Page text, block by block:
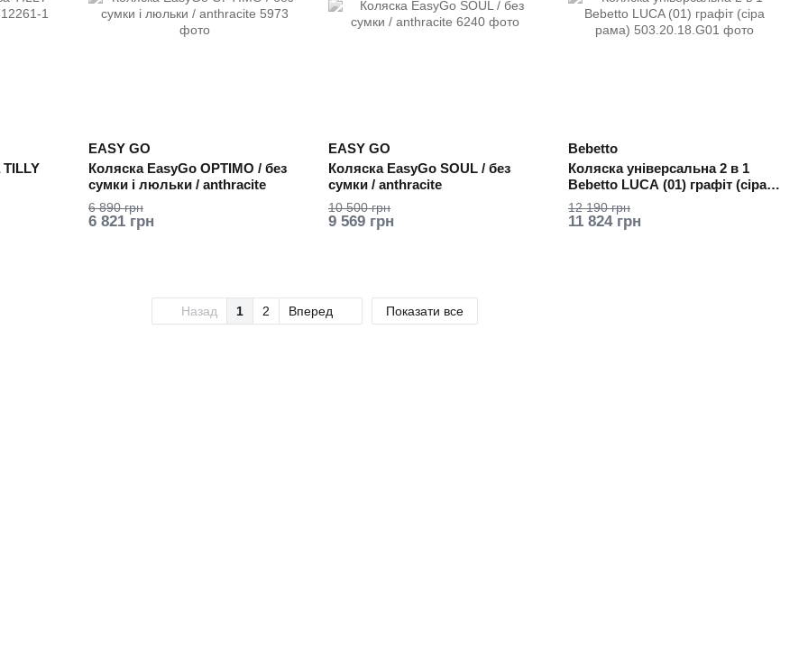
EASY GO
Коляска EasyGo OPTIMO / без
сумки і люльки / anthracite
6 890 грн
6 821 грн
EASY GO
Коляска EasyGo SOUL / без
сумки / anthracite
10 500 грн
9 569 грн
Bebetto
Коляска універсальна 2 в 1
Bebetto LUCA (01) графіт (сіра
рама)
12 190 грн
11 824 грн
Назад 1 2 Вперед Показати все